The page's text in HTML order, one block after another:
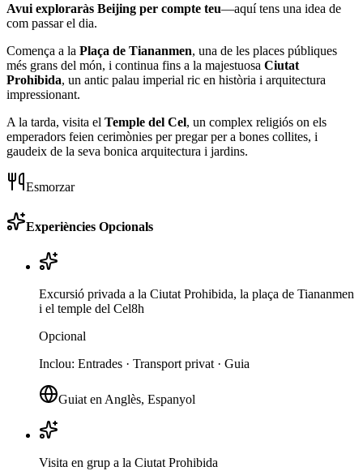
Avui exploraràs Beijing per compte teu—aquí tens una idea de
com passar el dia.
Comença a la Plaça de Tiananmen, una de les places públiques
més grans del món, i continua fins a la majestuosa Ciutat
Prohibida, un antic palau imperial ric en història i arquitectura
impressionant.
A la tarda, visita el Temple del Cel, un complex religiós on els
emperadors feien cerimònies per pregar per a bones collites, i
gaudeix de la seva bonica arquitectura i jardins.
Esmorzar
Experiències Opcionals
Excursió privada a la Ciutat Prohibida, la plaça de Tiananmen
i el temple del Cel8h
Opcional
Inclou: Entrades · Transport privat · Guia
Guiat en Anglès, Espanyol
Visita en grup a la Ciutat Prohibida